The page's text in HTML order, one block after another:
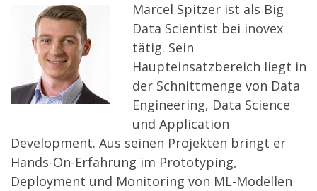
Marcel Spitzer ist als Big
Data Scientist bei inovex
tätig. Sein
Haupteinsatzbereich liegt in
der Schnittmenge von Data
Engineering, Data Science
und Application
Development. Aus seinen Projekten bringt er
Hands-On-Erfahrung im Prototyping,
Deployment und Monitoring von ML-Modellen